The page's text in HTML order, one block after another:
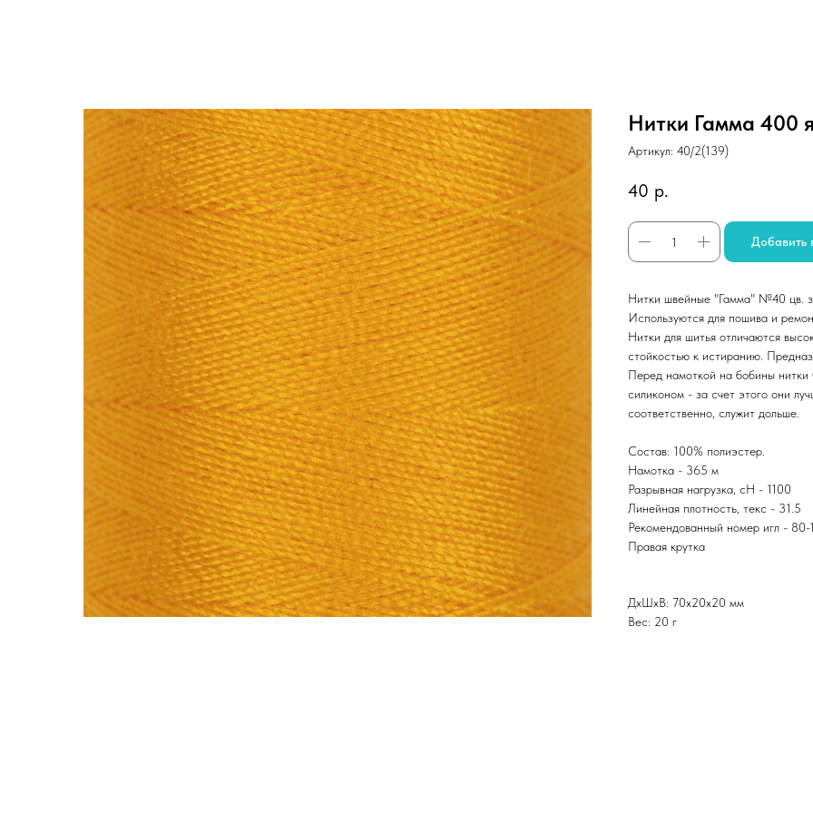
Нитки Гамма 400
Артикул: 40/2(139)
40 р.
Добавить
Нитки швейные "Гамма" №40 цв.
Используются для пошива и
Нитки для шитья отличаются
стойкостью к истиранию.
Перед намоткой на бобины
силиконом - за счет этого они
соответственно, служит дольше.
Состав: 100% полиэстер.
Намотка - 365 м
Разрывная нагрузка, сН - 1100
Линейная плотность, текс - 31.5
Рекомендованный номер игл - 80-
Правая крутка
ДxШxВ: 70x20x20 мм
Вес: 20 г